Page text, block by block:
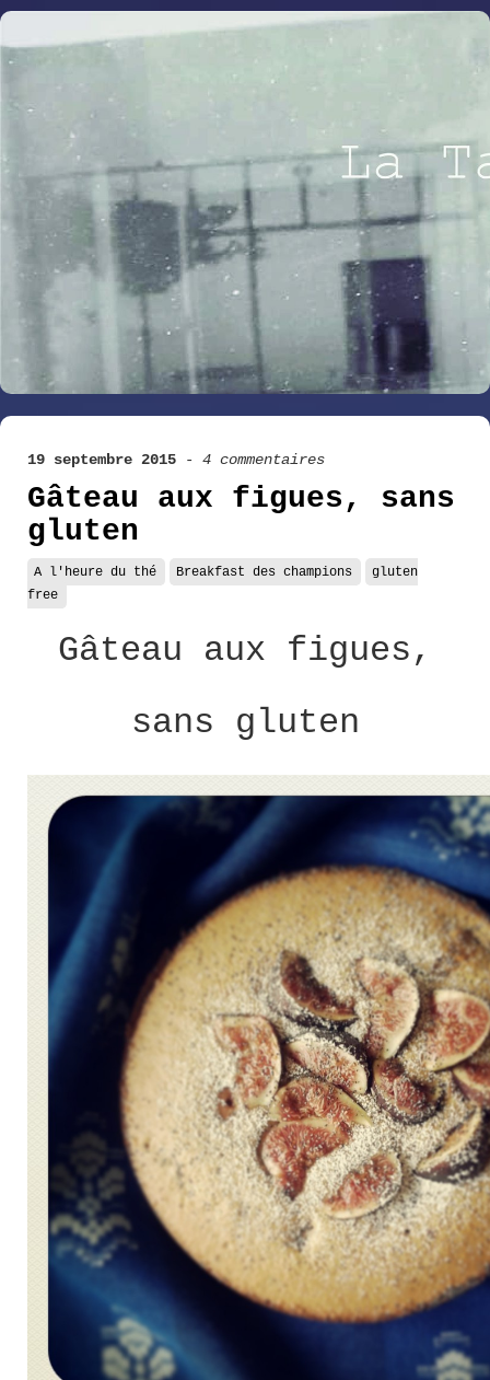
19 septembre 2015 - 4 commentaires
Gâteau aux figues, sans
gluten
A l'heure du thé Breakfast des champions
gluten
free
Gâteau aux figues,
sans gluten